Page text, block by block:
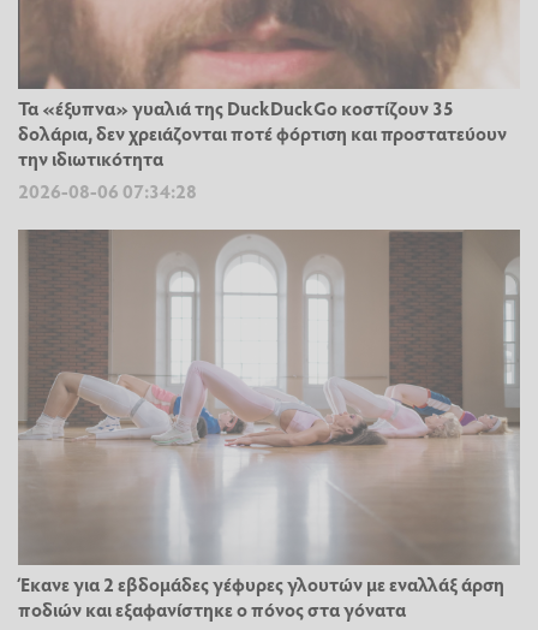
Τα «έξυπνα» γυαλιά της DuckDuckGo κοστίζουν 35
δολάρια, δεν χρειάζονται ποτέ φόρτιση και προστατεύουν
την ιδιωτικότητα
2026-08-06 07:34:28
Έκανε για 2 εβδομάδες γέφυρες γλουτών με εναλλάξ άρση
ποδιών και εξαφανίστηκε ο πόνος στα γόνατα